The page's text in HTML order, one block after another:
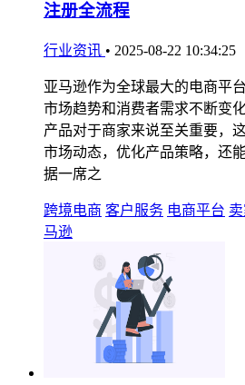
注册全流程
行业资讯 • 2025-08-22 10:34:25
亚马逊作为全球最大的电商平
市场趋势和消费者需求不断变
产品对于商家来说至关重要，
市场动态，优化产品策略，还
据一席之
跨境电商 客户服务 电商平台
马逊